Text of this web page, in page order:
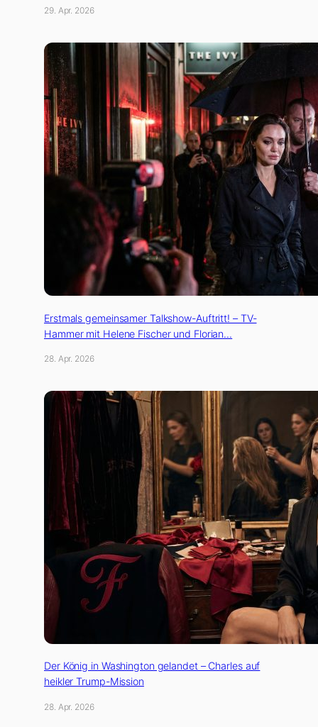
29. Apr. 2026
Erstmals gemeinsamer Talkshow-Auftritt! – TV-
Hammer mit Helene Fischer und Florian…
28. Apr. 2026
Der König in Washington gelandet – Charles auf
heikler Trump-Mission
28. Apr. 2026